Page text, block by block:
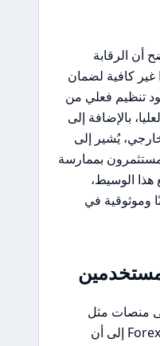
أن الرقابة
التنظيمية لـ PM Financials غير كافية لضمان
تنظيم فعلي من
بالإضافة إلى
يُشير إلى
بممارسة
هذا الوسيط،
وموثوقية في
منصات مثل
Trustpilot وForex Peace Army إلى أن